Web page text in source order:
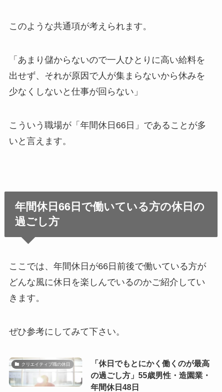
このような共通項が考えられます。
「あまり儲からないので一人ひとりに高い給料を
出せず、それが原因で人が集まらないから休みを
少なくしないと仕事が回らない」
こういう職場が「年間休日66日」であることが多
いと言えます。
年間休日66日で働いている方の休日の
過ごし方
ここでは、年間休日が66日前後で働いている方が
どんな風に休日を楽しんでいるのかご紹介してい
きます。
ぜひ参考にしてみて下さい。
クリエイティブ職の休日
「休日でもとにかく働くのが最高
の過ごし方」55歳男性・造園業・
年間休日48日